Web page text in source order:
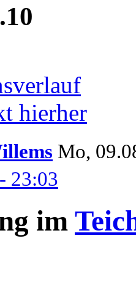
hierher
Mo,
23:03
im